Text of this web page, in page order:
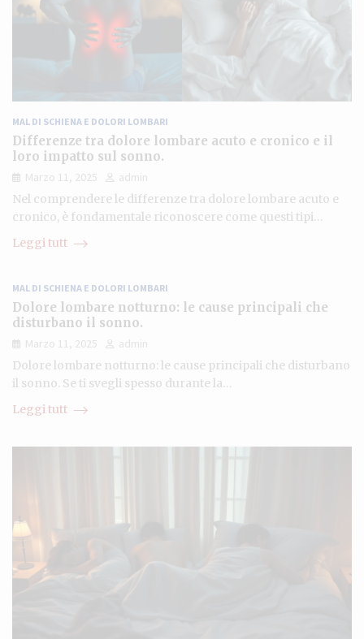
MAL DI SCHIENA E DOLORI LOMBARI
Differenze tra dolore lombare acuto e cronico e il
loro impatto sul sonno.
Marzo 11, 2025
admin
Nel comprendere le differenze tra dolore lombare acuto e
cronico, è fondamentale riconoscere come questi tipi…
Leggi tutt
MAL DI SCHIENA E DOLORI LOMBARI
Dolore lombare notturno: le cause principali che
disturbano il sonno.
Marzo 11, 2025
admin
Dolore lombare notturno: le cause principali che disturbano
il sonno. Se ti svegli spesso durante la…
Leggi tutt